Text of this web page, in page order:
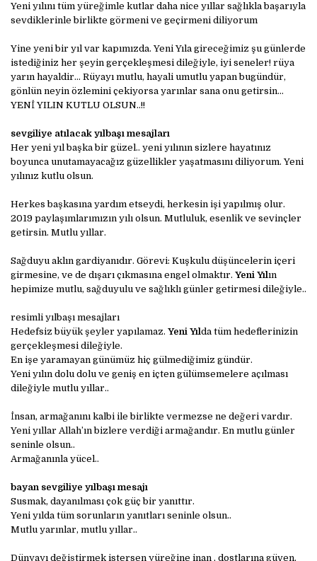
Yeni yılını tüm yüreğimle kutlar daha nice yıllar sağlıkla başarıyla
sevdiklerinle birlikte görmeni ve geçirmeni diliyorum
Yine yeni bir yıl var kapımızda. Yeni Yıla gireceğimiz şu günlerde
istediğiniz her şeyin gerçekleşmesi dileğiyle, iyi seneler! rüya
yarın hayaldir… Rüyayı mutlu, hayali umutlu yapan bugündür,
gönlün neyin özlemini çekiyorsa yarınlar sana onu getirsin…
YENİ YILIN KUTLU OLSUN..!!
sevgiliye atılacak yılbaşı mesajları
Her yeni yıl başka bir güzel.. yeni yılının sizlere hayatınız
boyunca unutamayacağız güzellikler yaşatmasını diliyorum. Yeni
yılınız kutlu olsun.
Herkes başkasına yardım etseydi, herkesin işi yapılmış olur.
2019 paylaşımlarımızın yılı olsun. Mutluluk, esenlik ve sevinçler
getirsin. Mutlu yıllar.
Sağduyu aklın gardiyanıdır. Görevi: Kuşkulu düşüncelerin içeri
girmesine, ve de dışarı çıkmasına engel olmaktır. Yeni Yılın
hepimize mutlu, sağduyulu ve sağlıklı günler getirmesi dileğiyle..
resimli yılbaşı mesajları
Hedefsiz büyük şeyler yapılamaz. Yeni Yılda tüm hedeflerinizin
gerçekleşmesi dileğiyle.
En işe yaramayan günümüz hiç gülmediğimiz gündür.
Yeni yılın dolu dolu ve geniş en içten gülümsemelere açılması
dileğiyle mutlu yıllar..
İnsan, armağanını kalbi ile birlikte vermezse ne değeri vardır.
Yeni yıllar Allah’ın bizlere verdiği armağandır. En mutlu günler
seninle olsun..
Armağanınla yücel..
bayan sevgiliye yılbaşı mesajı
Susmak, dayanılması çok güç bir yanıttır.
Yeni yılda tüm sorunların yanıtları seninle olsun..
Mutlu yarınlar, mutlu yıllar..
Dünyayı değiştirmek istersen yüreğine inan , dostlarına güven,